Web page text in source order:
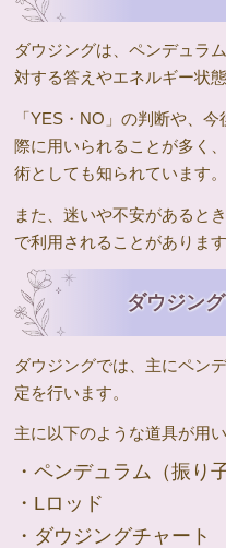
ダウジングは、ペンデュラ
対する答えやエネルギー状
「YES・NO」の判断や、
際に用いられることが多く
術としても知られています。
また、迷いや不安があると
で利用されることがあります
ダウジン
ダウジングでは、主にペン
定を行います。
主に以下のような道具が用
・ペンデュラム（振り子
・Lロッド
・ダウジングチャート